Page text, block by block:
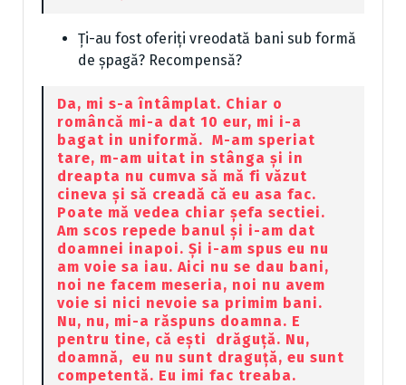
Ți-au fost oferiți vreodată bani sub formă
de șpagă? Recompensă?
Da, mi s-a întâmplat. Chiar o
româncă mi-a dat 10 eur, mi i-a
bagat in uniformă. M-am speriat
tare, m-am uitat in stânga și in
dreapta nu cumva să mă fi văzut
cineva și să creadă că eu asa fac.
Poate mă vedea chiar șefa sectiei.
Am scos repede banul și i-am dat
doamnei inapoi. Și i-am spus eu nu
am voie sa iau. Aici nu se dau bani,
noi ne facem meseria, noi nu avem
voie si nici nevoie sa primim bani.
Nu, nu, mi-a răspuns doamna. E
pentru tine, că ești drăguță. Nu,
doamnă, eu nu sunt draguță, eu sunt
competentă. Eu imi fac treaba.